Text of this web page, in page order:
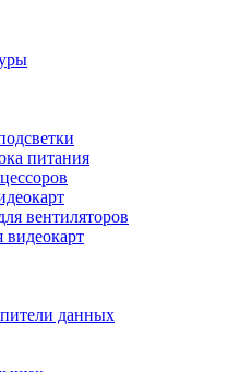
питания
вентиляторов
видеокарт
данных